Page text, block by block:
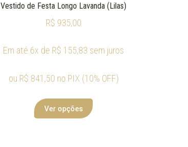
Vestido de Festa Longo Lavanda (Lilas)
R$ 935,00
Em até 6x de R$ 155,83 sem juros
ou R$ 841,50 no PIX (10% OFF)
Ver opções